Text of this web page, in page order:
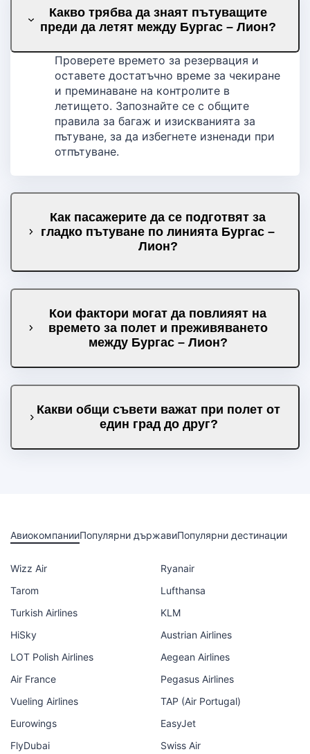
Какво трябва да знаят пътуващите
преди да летят между Бургас – Лион?
Проверете времето за резервация и
оставете достатъчно време за чекиране
и преминаване на контролите в
летището. Запознайте се с общите
правила за багаж и изискванията за
пътуване, за да избегнете изненади при
отпътуване.
Как пасажерите да се подготвят за
гладко пътуване по линията Бургас –
Лион?
Кои фактори могат да повлияят на
времето за полет и преживяването
между Бургас – Лион?
Какви общи съвети важат при полет от
един град до друг?
АвиокомпанииПопулярни държавиПопулярни дестинации
Wizz Air
Ryanair
Tarom
Lufthansa
Turkish Airlines
KLM
HiSky
Austrian Airlines
LOT Polish Airlines
Aegean Airlines
Air France
Pegasus Airlines
Vueling Airlines
TAP (Air Portugal)
Eurowings
EasyJet
FlyDubai
Swiss Air